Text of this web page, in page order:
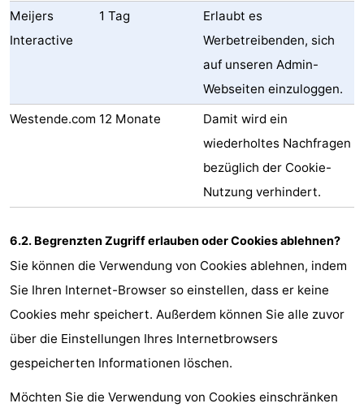
Meijers
Interactive
1 Tag
Erlaubt es
Werbetreibenden, sich
auf unseren Admin-
Webseiten einzuloggen.
Westende.com 12 Monate
Damit wird ein
wiederholtes Nachfragen
bezüglich der Cookie-
Nutzung verhindert.
6.2. Begrenzten Zugriff erlauben oder Cookies ablehnen?
Sie können die Verwendung von Cookies ablehnen, indem
Sie Ihren Internet-Browser so einstellen, dass er keine
Cookies mehr speichert. Außerdem können Sie alle zuvor
über die Einstellungen Ihres Internetbrowsers
gespeicherten Informationen löschen.
Möchten Sie die Verwendung von Cookies einschränken